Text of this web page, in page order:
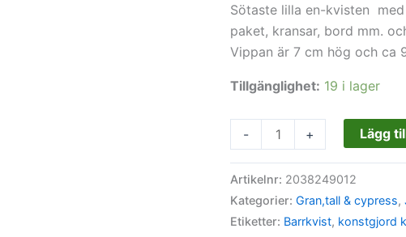
Sötaste lilla en-kvisten
paket, kransar, bord mm.
Vippan är 7 cm hög och ca
Tillgänglighet: 19 i lager
-
konstgjord,
17
cm
+ Lägg
Artikelnr: 2038249012
Kategorier: Gran,tall & cypress,
Etiketter: Barrkvist, konstgjord